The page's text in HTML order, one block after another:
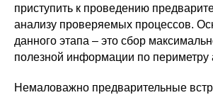
приступить к проведению
анализу проверяемых процессов.
данного этапа – это сбор
полезной информации по периметру
Немаловажно предварительные